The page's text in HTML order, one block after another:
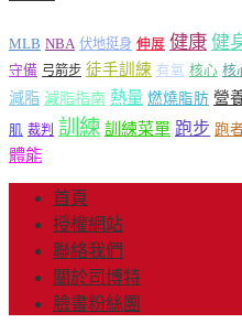
MLB NBA 伏地挺身 伸展 健康 健
守備 弓箭步 徒手訓練 有氧 核心 核
減脂 減脂指南 熱量 燃燒脂肪 營
肌 裁判 訓練 訓練菜單 跑步 跑
體能
首頁
授權網站
聯絡我們
關於司博特
臉書粉絲團